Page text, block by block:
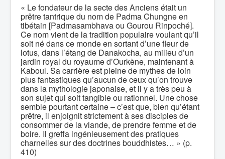
« Le fondateur de la secte des Anciens était un
prêtre tantrique du nom de Padma Chungne en
tibétain [Padmasambhava ou Gourou Rinpoché].
Ce nom vient de la tradition populaire voulant qu’il
soit né dans ce monde en sortant d’une fleur de
lotus, dans l’étang de Danakocha, au milieu d’un
jardin royal du royaume d’Ourkène, maintenant à
Kaboul. Sa carrière est pleine de mythes de loin
plus fantastiques qu’aucun de ceux qu’on trouve
dans la mythologie japonaise, et il y a très peu à
son sujet qui soit tangible ou rationnel. Une chose
semble pourtant certaine – c’est que, bien qu’étant
prêtre, il enjoignit strictement à ses disciples de
consommer de la viande, de prendre femme et de
boire. Il greffa ingénieusement des pratiques
charnelles sur des doctrines bouddhistes… » (p.
410)